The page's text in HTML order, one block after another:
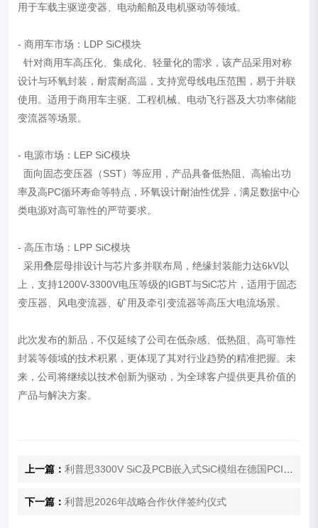
用于车载主驱逆变器、电动船舶及电机驱动等领域。
- 商用车市场：LDP SiC模块
针对商用车高压化、集成化、轻量化的需求，该产品采用对称
设计与环氧封装，耐震耐高温，支持宽母线电压范围，易于并联
使用。适用于商用车主驱、工程机械、电动飞行器及大功率储能
变流器等场景。
- 电源市场：LEP SiC模块
面向固态变压器（SST）等应用，产品具备低热阻、高输出功
率及高PC循环寿命等特点，环氧设计耐油性优异，满足数据中心
类电源对高可靠性的严苛要求。
- 高压市场：LPP SiC模块
采用叠层母排设计与芯片多并联布局，绝缘封装能力达6kV以
上，支持1200V-3300V电压等级的IGBT与SiC芯片，适用于固态
变压器、风电变流器、矿用及牵引变流器等高压大电流场景。
此次发布的新品，不仅延续了公司在低杂感、低热阻、高可靠性
封装等领域的技术积累，更体现了其对行业趋势的精准把握。未
来，公司将继续以技术创新为驱动，为全球客户提供更具价值的
产品与解决方案。
上一篇： 利普思3300V SiC及PCB嵌入式SiC模组在德国PCIM展会斩获客户高度关注
下一篇： 利普思2026年战略合作伙伴签约仪式